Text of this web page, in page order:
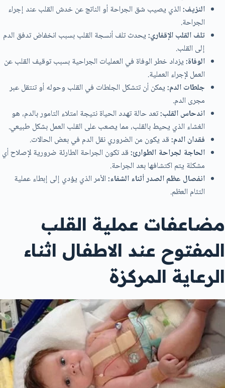
النزيف:الذي يصيب شق الجراحة أو الناتج عن خدش القلب عند إجراء
الجراحة.
تلف القلب الإقفاري:يحدث تلف أنسجة القلب بسبب انخفاض تدفق الدم
إلى القلب.
الوفاة:يزداد خطر الوفاة في العمليات الجراحية بسبب توقيف القلب عن
العمل لإجراء العملية.
جلطات الدم:يمكن أن تتشكل الجلطات في القلب وحوله أو تنتقل عبر
مجرى الدم.
اندحاس القلب:تعد حالة تهدد الحياة نتيجة امتلاء التامور بالدم، هو
الغشاء الذي يحيط بالقلب، مما يصعب على القلب العمل بشكل طبيعي.
فقدان الدم:قد يكون من الضروري نقل الدم في بعض الحالات.
الحاجة لجراحة الطوارئ:قد تكون الجراحة الطارئة ضرورية لإصلاح أي
مشكلة يتم اكتشافها بعد الجراحة.
انفصال عظم الصدر أثناء الشفاء:الأمر الذي يؤدي إلى إبطاء عملية
التئام العظم.
مضاعفات عملية القلب
المفتوح عند الاطفال اثناء
الرعاية المركزة